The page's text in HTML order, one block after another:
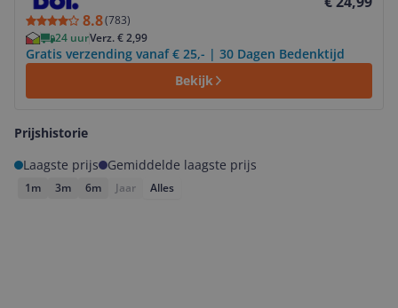
8.8(783)
24 uurVerz. € 2,99
Gratis verzending vanaf € 25,- | 30 Dagen Bedenktijd
Bekijk
Prijshistorie
Laagste prijs
Gemiddelde laagste prijs
1m 3m 6m Jaar Alles